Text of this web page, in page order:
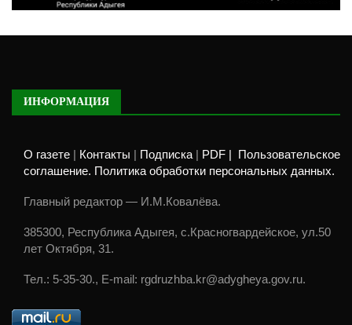
ИНФОРМАЦИЯ
О газете Контакты Подписка PDF |
Пользовательское
соглашение. Политика обработки персональных данных.
Главный редактор — И.М.Ковалёва.
385300, Республика Адыгея, с.Красногвардейское, ул.50
лет Октября, 31.
Тел.: 5-35-30., E-mail: rgdruzhba.kr@adygheya.gov.ru.